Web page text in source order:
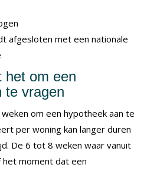
afgesloten met een nationale
het om een
te vragen
om een hypotheek aan te
per woning kan langer duren
De 6 tot 8 weken waar vanuit
het moment dat een